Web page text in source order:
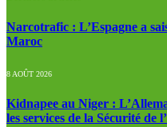
Narcotrafic : L’Espagne a
Maroc
8 AOÛT 2026
Kidnapee au Niger :
les services de la Sécurité de